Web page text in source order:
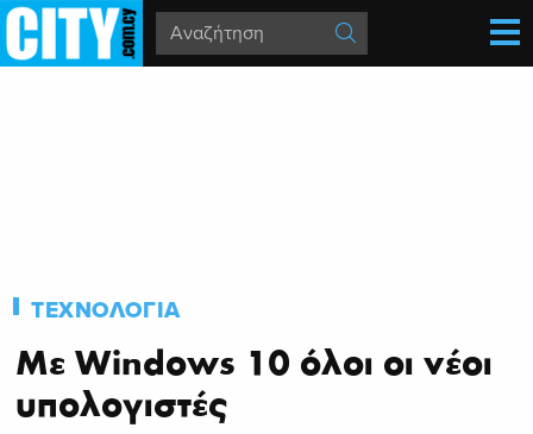
ΤΕΧΝΟΛΟΓΙΑ
Με Windows 10 όλοι οι νέοι
υπολογιστές